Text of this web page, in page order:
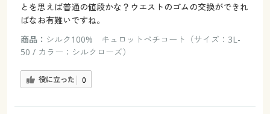
とを思えば普通の値段かな？ウエストのゴムの交換ができれ
ばなお有難いですね。
商品： シルク100% キュロットペチコート（サイズ：3L-
50 / カラー：シルクローズ）
役に立った 0